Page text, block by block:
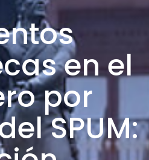
en el
por
SPUM: